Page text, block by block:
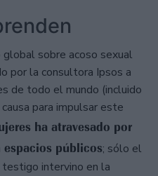
sobre acoso sexual
por la consultora Ipsos a
de todo el mundo (incluido
para impulsar este
ha atravesado por
públicos; sólo el
intervino en la